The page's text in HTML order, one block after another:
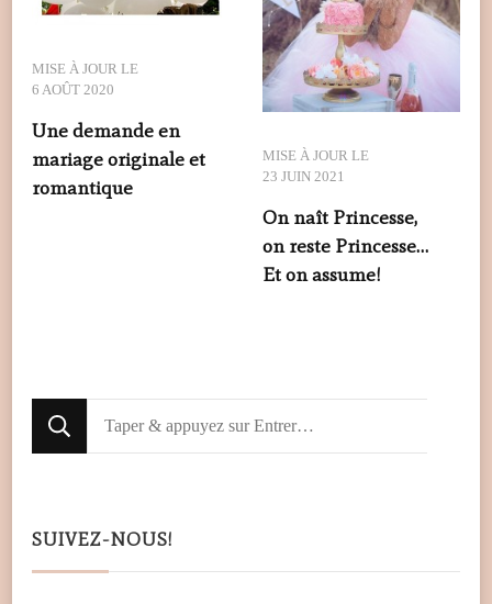
MISE À JOUR LE
6 AOÛT 2020
Une demande en
mariage originale et
romantique
MISE À JOUR LE
23 JUIN 2021
On naît Princesse,
on reste Princesse…
Et on assume!
Looking
for
SUIVEZ-NOUS!